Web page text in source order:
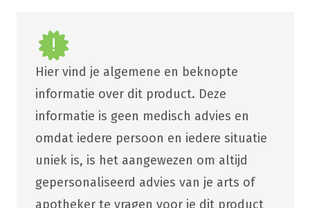
Hier vind je algemene en beknopte
informatie over dit product. Deze
informatie is geen medisch advies en
omdat iedere persoon en iedere situatie
uniek is, is het aangewezen om altijd
gepersonaliseerd advies van je arts of
apotheker te vragen voor je dit product